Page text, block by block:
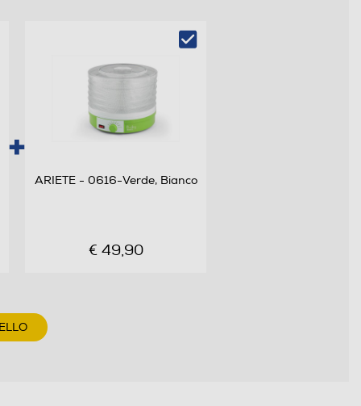
ARIETE - 0616-Verde, Bianco
€ 49,90